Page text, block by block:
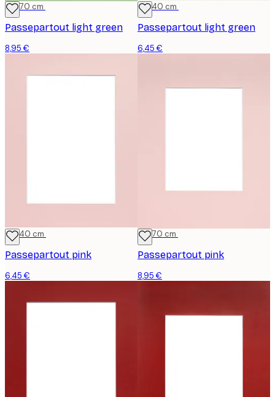
50x70 cm
Passepartout light green
8,95 €
30x40 cm
Passepartout light green
6,45 €
30x40 cm
Passepartout pink
6,45 €
50x70 cm
Passepartout pink
8,95 €